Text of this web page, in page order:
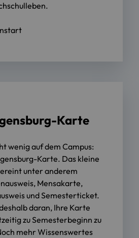
Karte
wenig auf dem Campus:
Karte. Das kleine
unter anderem
Mensakarte,
und Semesterticket.
daran, Ihre Karte
zu Semesterbeginn zu
mehr Wissenswertes